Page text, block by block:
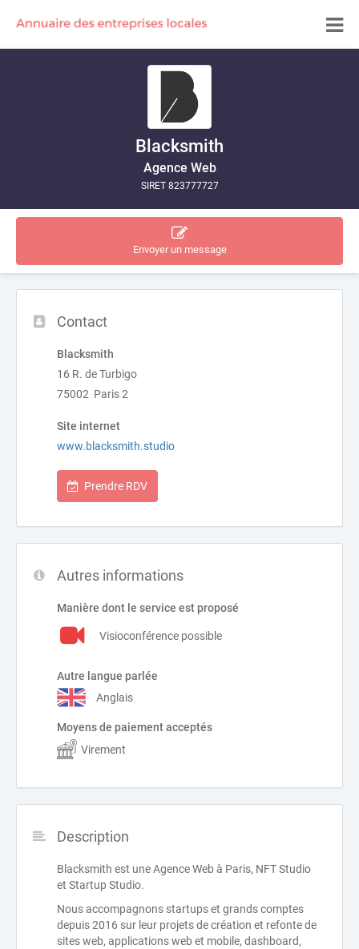
Blacksmith
Agence Web
SIRET 823777727
Envoyer un message
Contact
Blacksmith
16 R. de Turbigo
75002 Paris 2
Site internet
www.blacksmith.studio
Prendre RDV
Autres informations
Manière dont le service est proposé
Visioconférence possible
Autre langue parlée
Anglais
Moyens de paiement acceptés
Virement
Description
Blacksmith est une Agence Web à Paris, NFT Studio
et Startup Studio.
Nous accompagnons startups et grands comptes
depuis 2016 sur leur projets de création et refonte de
sites web, applications web et mobile, dashboard,